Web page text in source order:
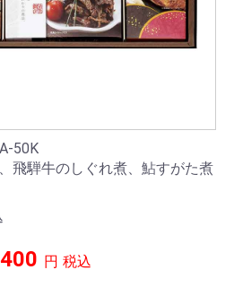
50K
飛騨牛のしぐれ煮、鮎すがた煮
円 税込